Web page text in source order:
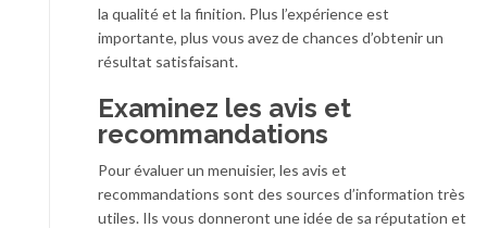
la qualité et la finition. Plus l’expérience est
importante, plus vous avez de chances d’obtenir un
résultat satisfaisant.
Examinez les avis et
recommandations
Pour évaluer un menuisier, les avis et
recommandations sont des sources d’information très
utiles. Ils vous donneront une idée de sa réputation et